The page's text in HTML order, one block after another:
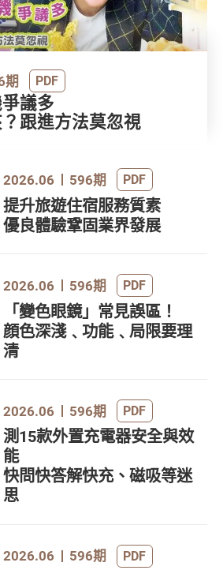
期 PDF
議多
跟進方法莫忽視
2026.06 596期 PDF
提升旅遊住宿服務質素
優良體驗鞏固業界發展
2026.06 596期 PDF
「變色眼鏡」常見誤區！
顔色深淺﹑功能﹑局限要理
清
2026.06 596期 PDF
測15款外置充電器安全與效
能
快問快答解快充、磁吸等迷
思
2026.06 596期 PDF